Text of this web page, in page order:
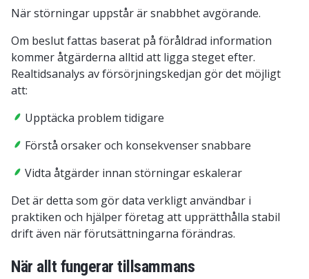
När störningar uppstår är snabbhet avgörande.
Om beslut fattas baserat på föråldrad information
kommer åtgärderna alltid att ligga steget efter.
Realtidsanalys av försörjningskedjan gör det möjligt
att:
Upptäcka problem tidigare
Förstå orsaker och konsekvenser snabbare
Vidta åtgärder innan störningar eskalerar
Det är detta som gör data verkligt användbar i
praktiken och hjälper företag att upprätthålla stabil
drift även när förutsättningarna förändras.
När allt fungerar tillsammans